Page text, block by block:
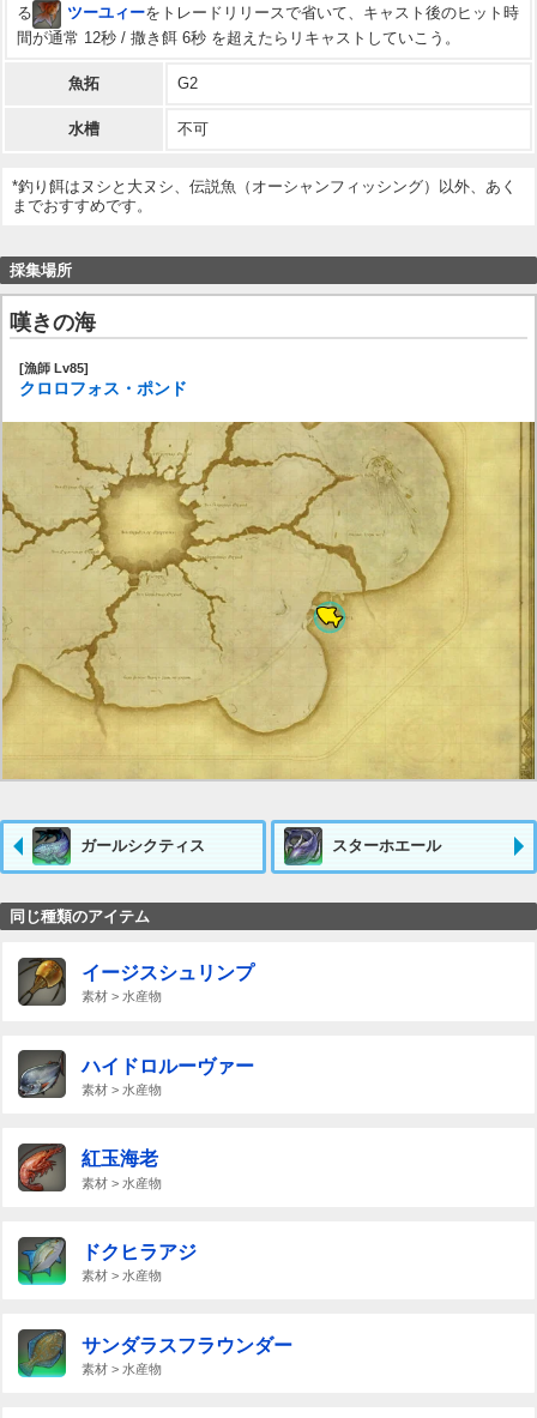
る
ツーユィーをトレードリリースで省いて、キャスト後のヒット時
間が通常 12秒 / 撒き餌 6秒 を超えたらリキャストしていこう。
魚拓 G2
水槽 不可
*釣り餌はヌシと大ヌシ、伝説魚（オーシャンフィッシング）以外、あく
までおすすめです。
採集場所
嘆きの海
[漁師 Lv85]
クロロフォス・ポンド
ガールシクティス スターホエール
同じ種類のアイテム
イージスシュリンプ
素材 > 水産物
ハイドロルーヴァー
素材 > 水産物
紅玉海老
素材 > 水産物
ドクヒラアジ
素材 > 水産物
サンダラスフラウンダー
素材 > 水産物